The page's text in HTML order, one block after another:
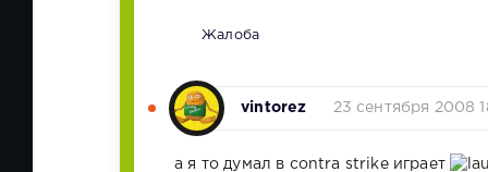
Жалоба
vintorez 23 сентября 2008
а я то думал в contra strike играет